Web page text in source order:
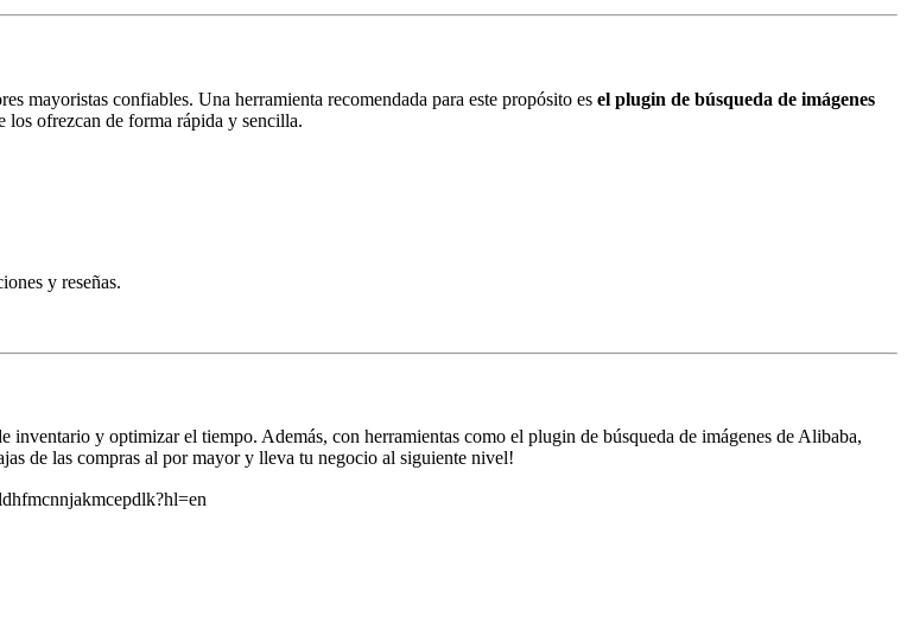
mayoristas confiables. Una herramienta recomendada para este propósito es el plugin de búsqueda de imágenes
los ofrezcan de forma rápida y sencilla.
y reseñas.
y optimizar el tiempo. Además, con herramientas como el plugin de búsqueda de imágenes de Alibaba,
de las compras al por mayor y lleva tu negocio al siguiente nivel!